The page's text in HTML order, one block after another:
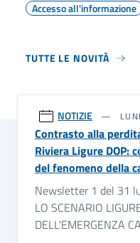
Accesso all'informazione
TUTTE LE NOVITÀ
NOTIZIE
Contrasto alla
Riviera Ligure DOP:
del fenomeno della
Newsletter 1 del 31
LO SCENARIO
DELL'EMERGENZA